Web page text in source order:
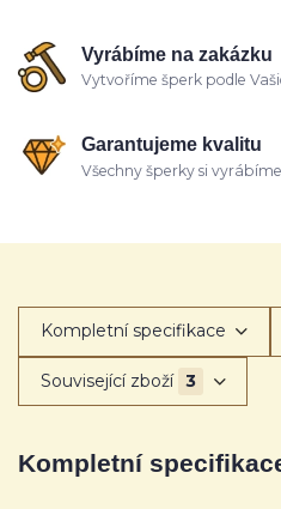
Vyrábíme na zakázku
Vytvoříme šperk podle
Garantujeme kvalitu
Všechny šperky si
Kompletní specifikace
Související zboží 3
Kompletní